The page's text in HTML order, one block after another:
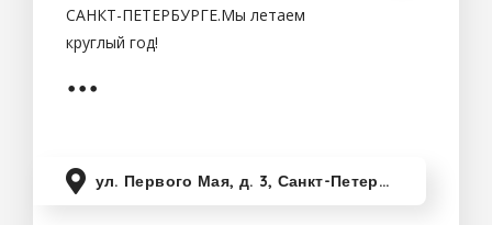
САНКТ-ПЕТЕРБУРГЕ.Мы летаем
круглый год!
ул. Первого Мая, д. 3, Санкт-Петербург, Россия